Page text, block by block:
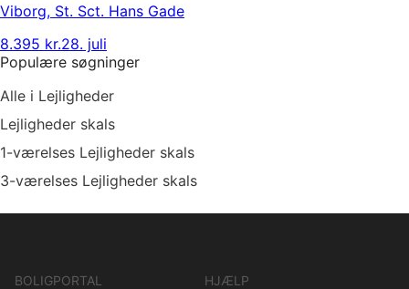
Viborg, St. Sct. Hans Gade
8.395 kr.28. juli
Populære søgninger
Alle i Lejligheder
Lejligheder skals
1-værelses Lejligheder skals
3-værelses Lejligheder skals
BOLIGPORTAL
HJÆLP